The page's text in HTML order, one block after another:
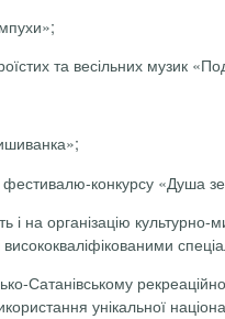
та весільних музик
конкурсу «Душа
і на організацію
Сатанівському
унікальної